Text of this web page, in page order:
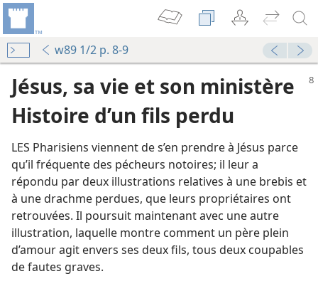
w89 1/2 p. 8-9
Jésus, sa vie et son ministère
Histoire d’un fils perdu
LES Pharisiens viennent de s’en prendre à Jésus parce
qu’il fréquente des pécheurs notoires; il leur a
répondu par deux illustrations relatives à une brebis et
à une drachme perdues, que leurs propriétaires ont
retrouvées. Il poursuit maintenant avec une autre
illustration, laquelle montre comment un père plein
d’amour agit envers ses deux fils, tous deux coupables
de fautes graves.